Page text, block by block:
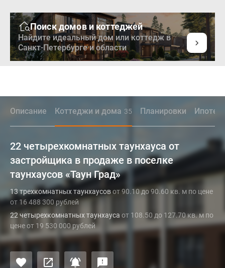
Поиск домов и коттеджей
Найдите идеальный дом или коттедж в
Санкт-Петербурге и области
Описание Коттеджи и дома 35 Планировки
22 четырехкомнатных таунхауса от
застройщика в продаже в поселке
таунхаусов «Таун Град»
13 трехкомнатных таунхаусовот 90.10 до 90.60 кв. м по цене
от 16 488 300 рублей
22 четырехкомнатных таунхауса от 108.50 до 127.70 кв. м по
цене от 19 530 000 рублей